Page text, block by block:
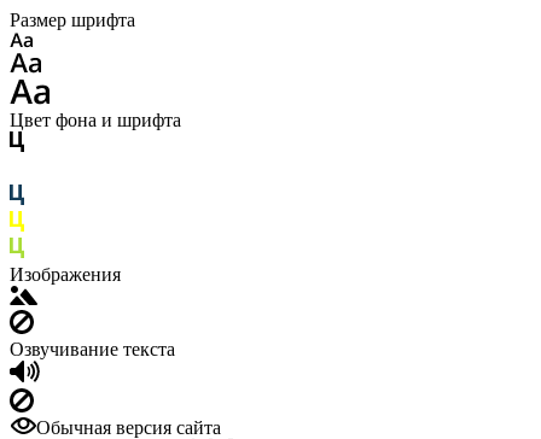
Размер шрифта
Цвет фона и шрифта
Изображения
Озвучивание текста
Обычная версия сайта